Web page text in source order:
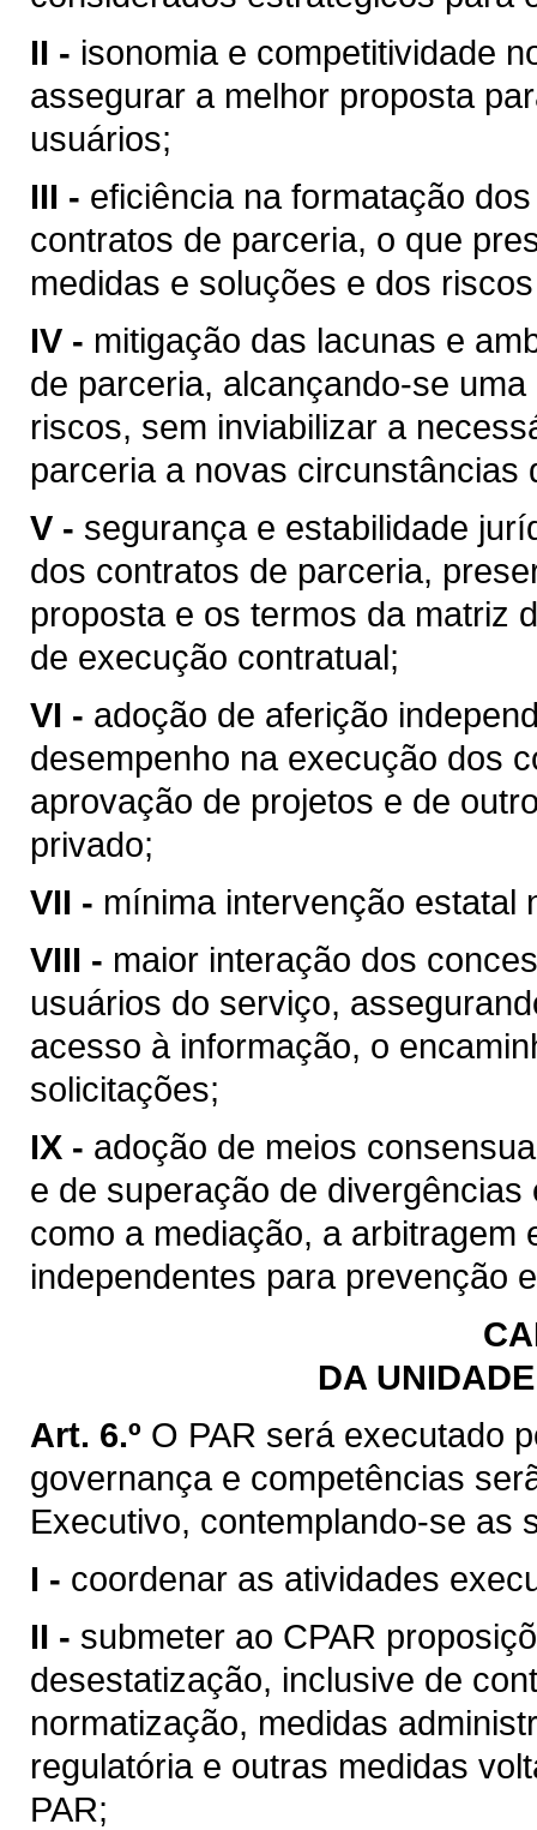
II - isonomia e competitividade
assegurar a melhor proposta
usuários;
III - eficiência na formatação
contratos de parceria, o que
medidas e soluções e dos
IV - mitigação das lacunas e
de parceria, alcançando-se
riscos, sem inviabilizar a
parceria a novas circunstâncias
V - segurança e estabilidade
dos contratos de parceria,
proposta e os termos da matriz
de execução contratual;
VI - adoção de aferição
desempenho na execução dos
aprovação de projetos e de
privado;
VII - mínima intervenção estatal
VIII - maior interação dos
usuários do serviço,
acesso à informação, o
solicitações;
IX - adoção de meios
e de superação de
como a mediação, a arbitragem
independentes para prevenção
DA
Art. 6.º O PAR será executado
governança e competências
Executivo, contemplando-se as
I - coordenar as atividades
II - submeter ao CPAR
desestatização, inclusive de
normatização, medidas
regulatória e outras medidas
PAR;